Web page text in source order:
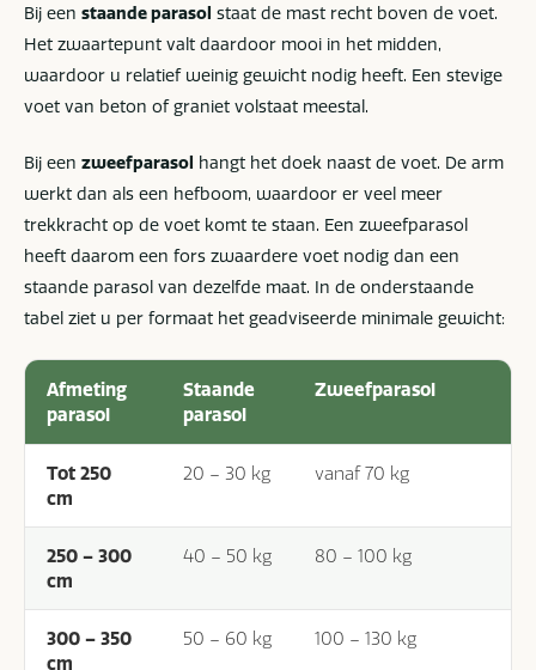
Bij een staande parasol staat de mast recht boven de voet.
Het zwaartepunt valt daardoor mooi in het midden,
waardoor u relatief weinig gewicht nodig heeft. Een stevige
voet van beton of graniet volstaat meestal.
Bij een zweefparasol hangt het doek naast de voet. De arm
werkt dan als een hefboom, waardoor er veel meer
trekkracht op de voet komt te staan. Een zweefparasol
heeft daarom een fors zwaardere voet nodig dan een
staande parasol van dezelfde maat. In de onderstaande
tabel ziet u per formaat het geadviseerde minimale gewicht:
Afmeting
parasol
Staande
parasol
Zweefparasol
Tot 250
cm
20 – 30 kg vanaf 70 kg
250 – 300
cm
40 – 50 kg 80 – 100 kg
300 – 350
cm
50 – 60 kg 100 – 130 kg